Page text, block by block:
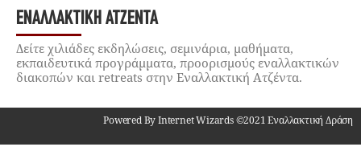
ΕΝΑΛΛΑΚΤΙΚΉ ΑΤΖΈΝΤΑ
Δείτε χιλιάδες εκδηλώσεις, σεμινάρια, μαθήματα,
εκπαιδευτικά προγράμματα, προορισμούς εναλλακτικών
διακοπών και retreats στην Εναλλακτική Ατζέντα.
Powered By Internet Wizards ©2021 Εναλλακτική Δράση